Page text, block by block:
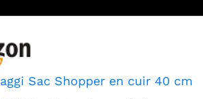
Sac Shopper en cuir 40 cm